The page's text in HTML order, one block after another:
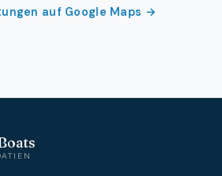
auf Google Maps →